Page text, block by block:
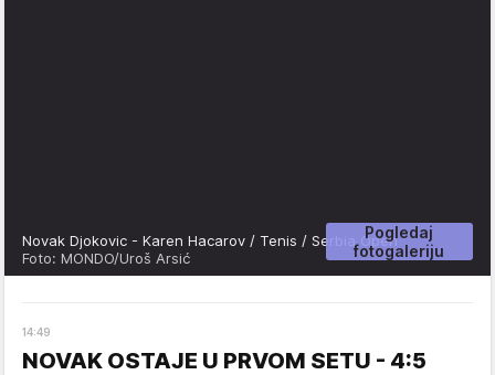
Pogledaj
fotogaleriju
Novak Djokovic - Karen Hacarov / Tenis / Serbia Open
Foto: MONDO/Uroš Arsić
14:49
NOVAK OSTAJE U PRVOM SETU - 4:5